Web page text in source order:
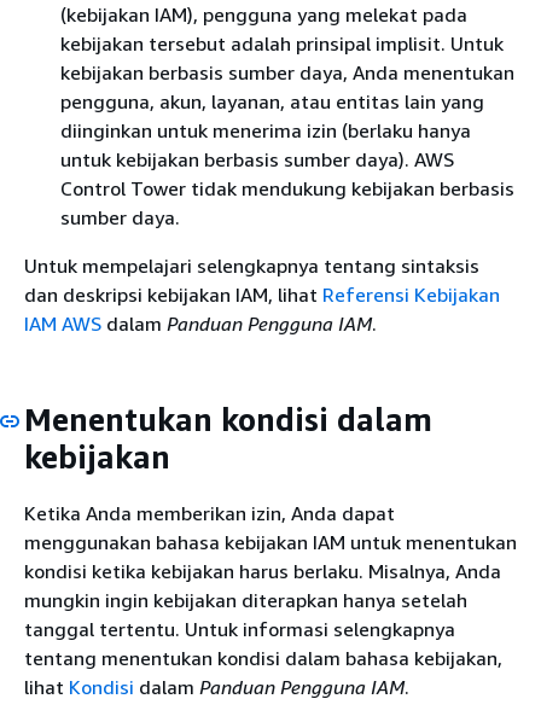
(kebijakan IAM), pengguna yang melekat pada
kebijakan tersebut adalah prinsipal implisit. Untuk
kebijakan berbasis sumber daya, Anda menentukan
pengguna, akun, layanan, atau entitas lain yang
diinginkan untuk menerima izin (berlaku hanya
untuk kebijakan berbasis sumber daya). AWS
Control Tower tidak mendukung kebijakan berbasis
sumber daya.
Untuk mempelajari selengkapnya tentang sintaksis
dan deskripsi kebijakan IAM, lihat Referensi Kebijakan
IAM AWS dalam Panduan Pengguna IAM.
Menentukan kondisi dalam
kebijakan
Ketika Anda memberikan izin, Anda dapat
menggunakan bahasa kebijakan IAM untuk menentukan
kondisi ketika kebijakan harus berlaku. Misalnya, Anda
mungkin ingin kebijakan diterapkan hanya setelah
tanggal tertentu. Untuk informasi selengkapnya
tentang menentukan kondisi dalam bahasa kebijakan,
lihat Kondisi dalam Panduan Pengguna IAM.